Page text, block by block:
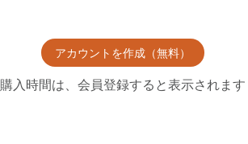
アカウントを作成（無料）
購入時間は、会員登録すると表示されます